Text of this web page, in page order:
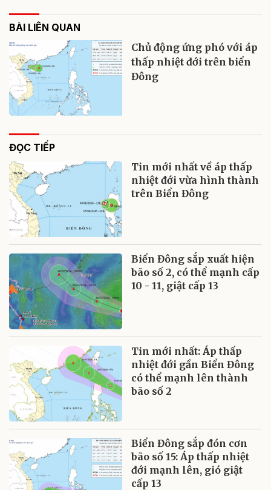
BÀI LIÊN QUAN
Chủ động ứng phó với áp
thấp nhiệt đới trên biển
Đông
ĐỌC TIẾP
Tin mới nhất về áp thấp
nhiệt đới vừa hình thành
trên Biển Đông
Biển Đông sắp xuất hiện
bão số 2, có thể mạnh cấp
10 - 11, giật cấp 13
Tin mới nhất: Áp thấp
nhiệt đới gần Biển Đông
có thể mạnh lên thành
bão số 2
Biển Đông sắp đón cơn
bão số 15: Áp thấp nhiệt
đới mạnh lên, gió giật
cấp 13